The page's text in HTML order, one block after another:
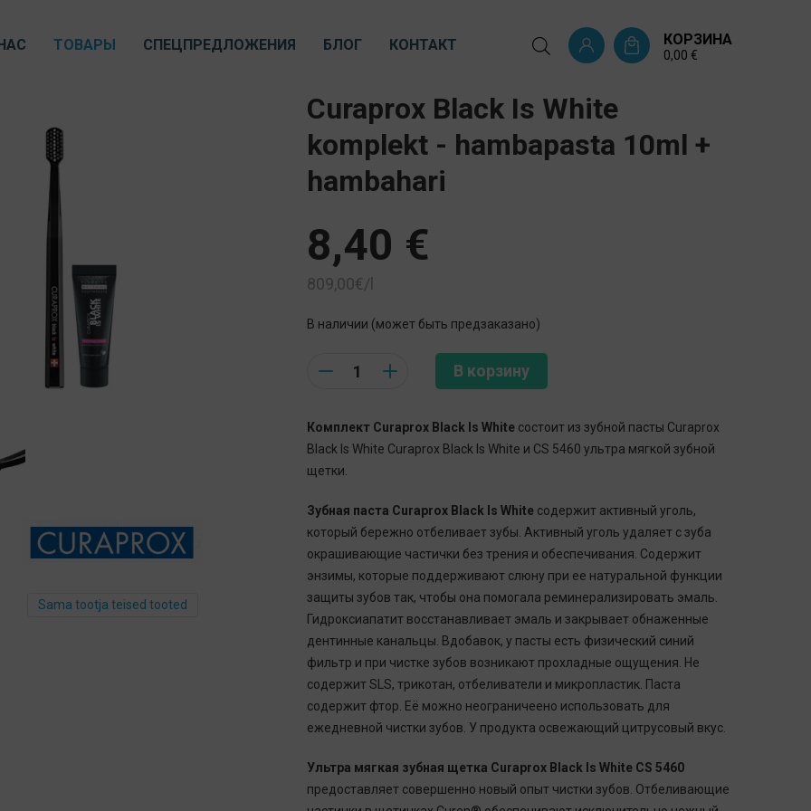
ТОВАРЫ СПЕЦПРЕДЛОЖЕНИЯ БЛОГ КОНТАКТ КОРЗИНА
0,00 €
Sama tootja teised tooted
Curaprox Black Is White
komplekt - hambapasta 10ml +
hambahari
8,40 €
809,00€/l
В наличии (может быть предзаказано)
В корзину
Комплект Curaprox Black Is White состоит из зубной пасты Curaprox
Black Is White Curaprox Black Is White и CS 5460 ультра мягкой зубной
щетки.
Зубная паста Curaprox Black Is White содержит активный уголь,
который бережно отбеливает зубы. Активный уголь удаляет с зуба
окрашивающие частички без трения и обеспечивания. Содержит
энзимы, которые поддерживают слюну при ее натуральной функции
защиты зубов так, чтобы она помогала реминерализировать эмаль.
Гидроксиапатит восстанавливает эмаль и закрывает обнаженные
дентинные канальцы. Вдобавок, у пасты есть физический синий
фильтр и при чистке зубов возникают прохладные ощущения. Не
содержит SLS, трикотан, отбеливатели и микропластик. Паста
содержит фтор. Её можно неограничеено использовать для
ежедневной чистки зубов. У продукта освежающий цитрусовый вкус.
Ультра мягкая зубная щетка Curaprox Black Is White CS 5460
предоставляет совершенно новый опыт чистки зубов. Отбеливающие